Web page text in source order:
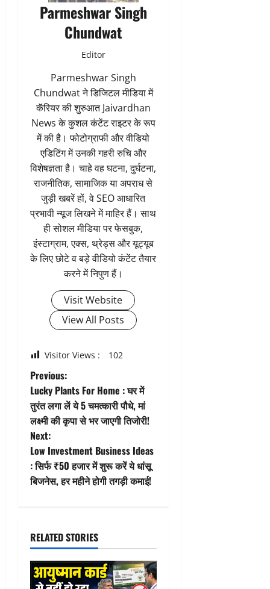
Parmeshwar Singh
Chundwat
Editor
Parmeshwar Singh
Chundwat ने डिजिटल मीडिया में
कॅरियर की शुरुआत Jaivardhan
News के कुशल कंटेंट राइटर के रूप
में की है। फोटोग्राफी और वीडियो
एडिटिंग में उनकी गहरी रुचि और
विशेषज्ञता है। चाहे वह घटना, दुर्घटना,
राजनीतिक, सामाजिक या अपराध से
जुड़ी खबरें हों, वे SEO आधारित
प्रभावी न्यूज लिखने में माहिर हैं। साथ
ही सोशल मीडिया पर फेसबुक,
इंस्टाग्राम, एक्स, थ्रेड्स और यूट्यूब
के लिए छोटे व बड़े वीडियो कंटेंट तैयार
करने में निपुण हैं।
Visit Website
View All Posts
Visitor Views : 102
P
o
s
t
n
v
i
g
Previous:
Lucky Plants For Home : घर में
तुरंत लगा लें ये 5 चमत्कारी पौधे, मां
लक्ष्मी की कृपा से भर जाएगी तिजोरी!
Next:
Low Investment Business Ideas
: सिर्फ ₹50 हजार में शुरू करें ये धांसू
बिजनेस, हर महीने होगी तगड़ी कमाई!
RELATED STORIES